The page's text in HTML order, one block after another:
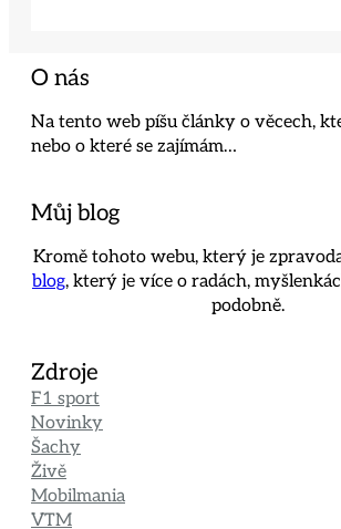
O nás
Na tento web píšu články o věcech,
nebo o které se zajímám…
Můj blog
Kromě tohoto webu, který je
blog, který je více o radách,
podobně.
Zdroje
F1 sport
Novinky
Šachy
Živě
Mobilmania
VTM